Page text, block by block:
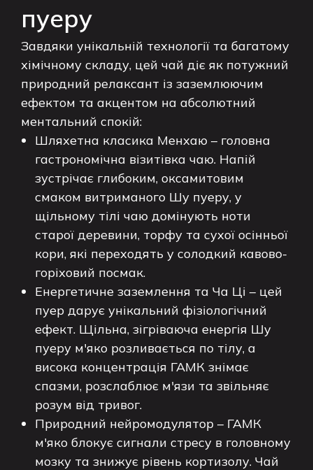
пуеру
Завдяки унікальній технології та багатому
хімічному складу, цей чай діє як потужний
природний релаксант із заземлюючим
ефектом та акцентом на абсолютний
ментальний спокій:
Шляхетна класика Менхаю – головна
гастрономічна візитівка чаю. Напій
зустрічає глибоким, оксамитовим
смаком витриманого Шу пуеру, у
щільному тілі чаю домінують ноти
старої деревини, торфу та сухої осінньої
кори, які переходять у солодкий кавово-
горіховий посмак.
Енергетичне заземлення та Ча Ці – цей
пуер дарує унікальний фізіологічний
ефект. Щільна, зігріваюча енергія Шу
пуеру м'яко розливається по тілу, а
висока концентрація ГАМК знімає
спазми, розслаблює м'язи та звільняє
розум від тривог.
Природний нейромодулятор – ГАМК
м'яко блокує сигнали стресу в головному
мозку та знижує рівень кортизолу. Чай